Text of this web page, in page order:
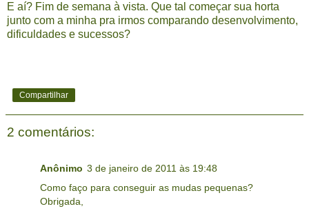
E aí? Fim de semana à vista. Que tal começar sua horta
junto com a minha pra irmos comparando desenvolvimento,
dificuldades e sucessos?
Compartilhar
2 comentários:
Anônimo 3 de janeiro de 2011 às 19:48
Como faço para conseguir as mudas pequenas?
Obrigada,